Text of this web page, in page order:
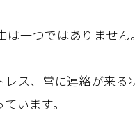
一つではありません。
レス、常に連絡が来
います。